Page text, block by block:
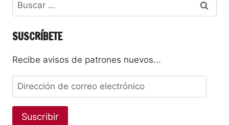
SUSCRÍBETE
Recibe avisos de patrones nuevos...
Suscribir